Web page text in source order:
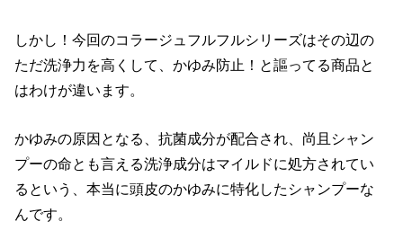
しかし！今回のコラージュフルフルシリーズはその辺の
ただ洗浄力を高くして、かゆみ防止！と謳ってる商品と
はわけが違います。
かゆみの原因となる、抗菌成分が配合され、尚且シャン
プーの命とも言える洗浄成分はマイルドに処方されてい
るという、本当に頭皮のかゆみに特化したシャンプーな
んです。